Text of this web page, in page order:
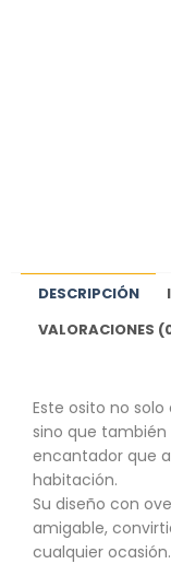
DESCRIPCIÓN
VALORACIONES
Este osito no
sino que
encantador que
habitación.
Su diseño con
amigable,
cualquier ocasión.